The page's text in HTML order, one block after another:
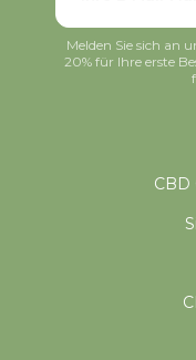
CBD
Melden Sie sich an
20% für Ihre erste